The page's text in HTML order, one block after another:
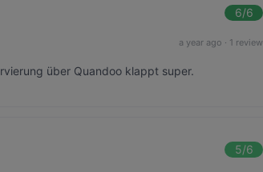
6/6
a year ago · 1 review
über Quandoo klappt super.
5/6